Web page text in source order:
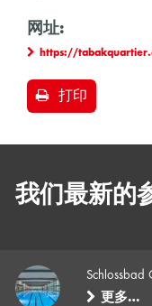
网址:
https://
打印
我们最新的
Schlossbad
更多…